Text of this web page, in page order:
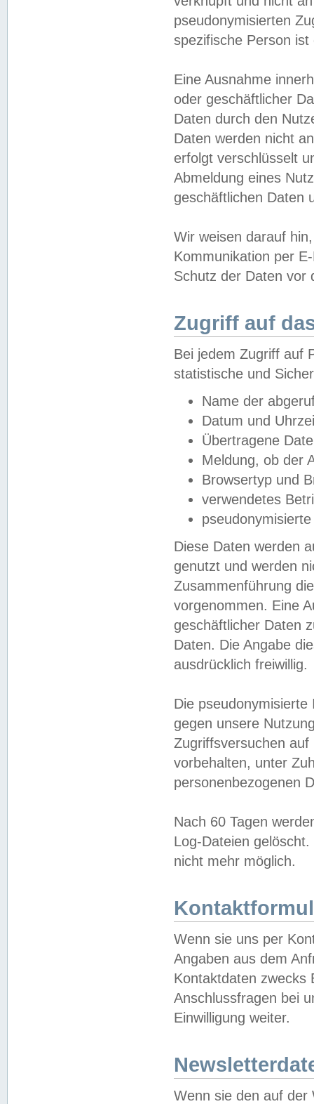
pseudonymisierten
spezifische Person
Eine Ausnahme
oder geschäftlicher
Daten durch den
Daten werden nicht
erfolgt verschlüsselt
Abmeldung eines
geschäftlichen Daten
Wir weisen darauf
Kommunikation per
Schutz der Daten vor
Zugriff auf
Bei jedem Zugriff auf
statistische und
Name der
Datum und
Übertragene
Meldung, ob der
Browsertyp und
verwendetes
Diese Daten werden
genutzt und werden
Zusammenführung
vorgenommen. Eine
geschäftlicher Daten
Daten. Die Angabe
ausdrücklich freiwillig.
Die
gegen unsere
Zugriffsversuchen
vorbehalten, unter
personenbezogenen
Nach 60 Tagen
Log-Dateien
nicht mehr möglich.
Wenn sie uns per
Angaben aus dem
Kontaktdaten zwecks
Anschlussfragen bei
Einwilligung weiter.
Wenn sie den auf der